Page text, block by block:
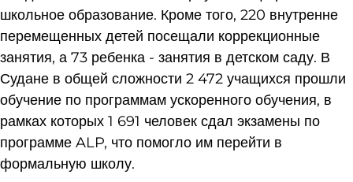
школьное образование. Кроме того, 220 внутренне
перемещенных детей посещали коррекционные
занятия, а 73 ребенка - занятия в детском саду. В
Судане в общей сложности 2 472 учащихся прошли
обучение по программам ускоренного обучения, в
рамках которых 1 691 человек сдал экзамены по
программе ALP, что помогло им перейти в
формальную школу.